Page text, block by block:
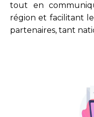
tout en
région et facilitant
partenaires, tant